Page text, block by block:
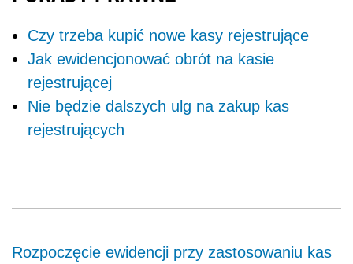
Czy trzeba kupić nowe kasy rejestrujące
Jak ewidencjonować obrót na kasie
rejestrującej
Nie będzie dalszych ulg na zakup kas
rejestrujących
Rozpoczęcie ewidencji przy zastosowaniu kas